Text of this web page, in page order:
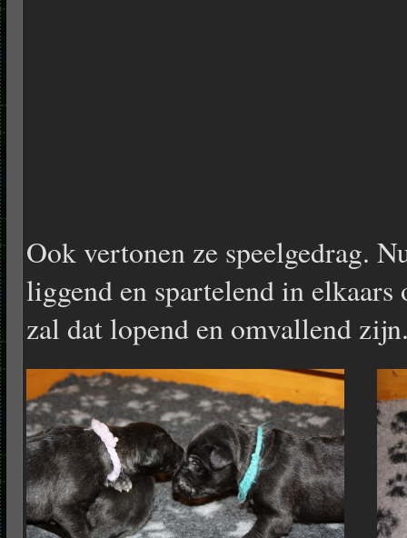
Ook vertonen ze speelgedrag.
liggend en spartelend in elkaars
zal dat lopend en omvallend